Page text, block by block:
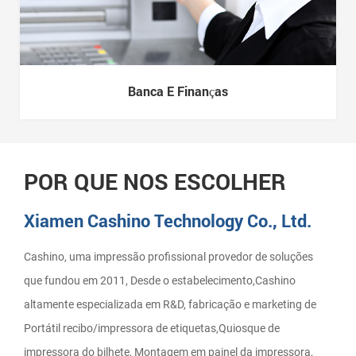
Banca E Finanças
POR QUE NOS ESCOLHER
Xiamen Cashino Technology Co., Ltd.
Cashino, uma impressão profissional provedor de soluções
que fundou em 2011, Desde o estabelecimento,Cashino
altamente especializada em R&D, fabricação e marketing de
Portátil recibo/impressora de etiquetas,Quiosque de
impressora do bilhete, Montagem em painel da impressora,